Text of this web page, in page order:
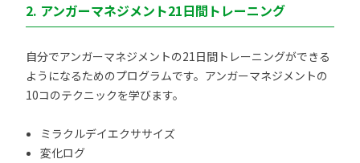
2. アンガーマネジメント21日間トレーニング
自分でアンガーマネジメントの21日間トレーニングができる
ようになるためのプログラムです。アンガーマネジメントの
10コのテクニックを学びます。
ミラクルデイエクササイズ
変化ログ